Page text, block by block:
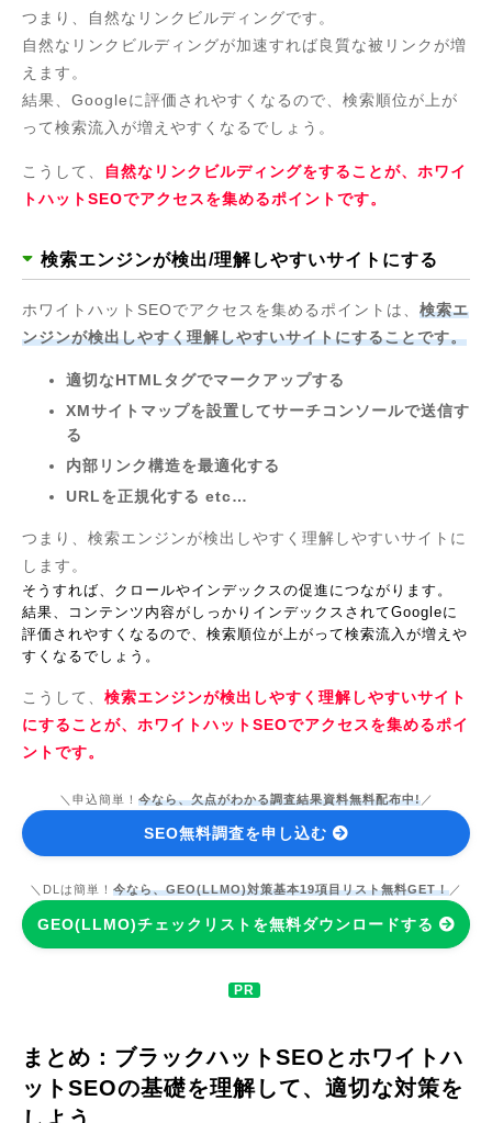
つまり、自然なリンクビルディングです。
自然なリンクビルディングが加速すれば良質な被リンクが増
えます。
結果、Googleに評価されやすくなるので、検索順位が上が
って検索流入が増えやすくなるでしょう。
こうして、
自然なリンクビルディングをすることが、ホワイ
トハットSEOでアクセスを集めるポイントです。
検索エンジンが検出/理解しやすいサイトにする
ホワイトハットSEOでアクセスを集めるポイントは、 検索エ
ンジンが検出しやすく理解しやすいサイトにすることです。
適切なHTMLタグでマークアップする
XMサイトマップを設置してサーチコンソールで送信す
る
内部リンク構造を最適化する
URLを正規化する etc…
つまり、検索エンジンが検出しやすく理解しやすいサイトに
します。
そうすれば、クロールやインデックスの促進につながります。
結果、コンテンツ内容がしっかりインデックスされてGoogleに
評価されやすくなるので、検索順位が上がって検索流入が増えや
すくなるでしょう。
こうして、 検索エンジンが検出しやすく理解しやすいサイト
にすることが、ホワイトハットSEOでアクセスを集めるポイ
ントです。
＼申込簡単！ 今なら、欠点がわかる調査結果資料無料配布中!／
SEO無料調査を申し込む
＼DLは簡単！ 今なら、GEO(LLMO)対策基本19項目リスト無料GET！ ／
GEO(LLMO)チェックリストを無料ダウンロードする
まとめ：ブラックハットSEOとホワイトハ
ットSEOの基礎を理解して、適切な対策を